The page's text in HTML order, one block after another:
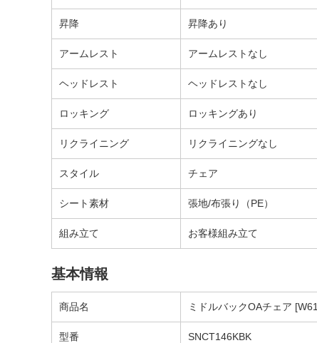
昇降 昇降あり
アームレスト アームレストなし
ヘッドレスト ヘッドレストなし
ロッキング ロッキングあり
リクライニング リクライニングなし
スタイル チェア
シート素材 張地/布張り（PE）
組み立て お客様組み立て
基本情報
商品名 ミドルバックOAチェア
型番 SNCT146KBK